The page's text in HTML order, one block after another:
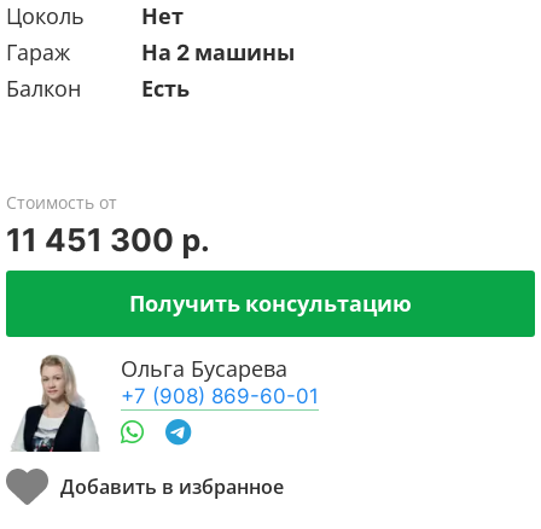
Цоколь
Нет
Гараж
На 2 машины
Балкон
Есть
Стоимость от
11 451 300 р.
Получить консультацию
Ольга Бусарева
+7 (908) 869-60-01